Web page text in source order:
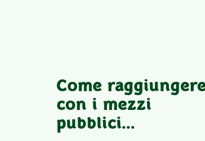
Come
con i mezzi
pubblici...